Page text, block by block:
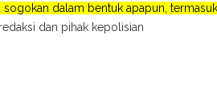
dalam bentuk apapun,
dan pihak kepolisian